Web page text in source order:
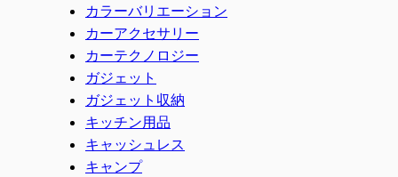
カラーバリエーション
カーアクセサリー
カーテクノロジー
ガジェット
ガジェット収納
キッチン用品
キャッシュレス
キャンプ